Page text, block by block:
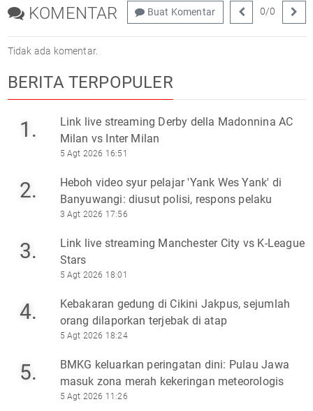
KOMENTAR Buat Komentar 0/0
Tidak ada komentar.
BERITA TERPOPULER
1.
Link live streaming Derby della Madonnina AC
Milan vs Inter Milan
5 Agt 2026 16:51
2.
Heboh video syur pelajar 'Yank Wes Yank' di
Banyuwangi: diusut polisi, respons pelaku
3 Agt 2026 17:56
3.
Link live streaming Manchester City vs K-League
Stars
5 Agt 2026 18:01
4.
Kebakaran gedung di Cikini Jakpus, sejumlah
orang dilaporkan terjebak di atap
5 Agt 2026 18:24
5.
BMKG keluarkan peringatan dini: Pulau Jawa
masuk zona merah kekeringan meteorologis
5 Agt 2026 11:26